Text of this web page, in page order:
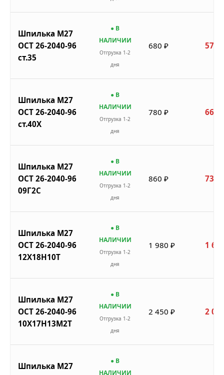
Шпилька М27
ОСТ 26-2040-96
ст.35
● В
НАЛИЧИИ
Отгрузка 1-2
дня
680 ₽ 578
Шпилька М27
ОСТ 26-2040-96
ст.40Х
● В
НАЛИЧИИ
Отгрузка 1-2
дня
780 ₽ 663
Шпилька М27
ОСТ 26-2040-96
09Г2С
● В
НАЛИЧИИ
Отгрузка 1-2
дня
860 ₽ 731
Шпилька М27
ОСТ 26-2040-96
12Х18Н10Т
● В
НАЛИЧИИ
Отгрузка 1-2
дня
1 980 ₽ 1
Шпилька М27
ОСТ 26-2040-96
10Х17Н13М2Т
● В
НАЛИЧИИ
Отгрузка 1-2
дня
2 450 ₽ 2
Шпилька М27
● В
НАЛИЧИИ